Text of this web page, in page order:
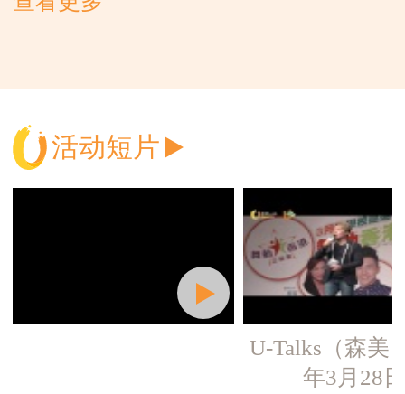
活动短片
U-Talks（森美
年3月28日